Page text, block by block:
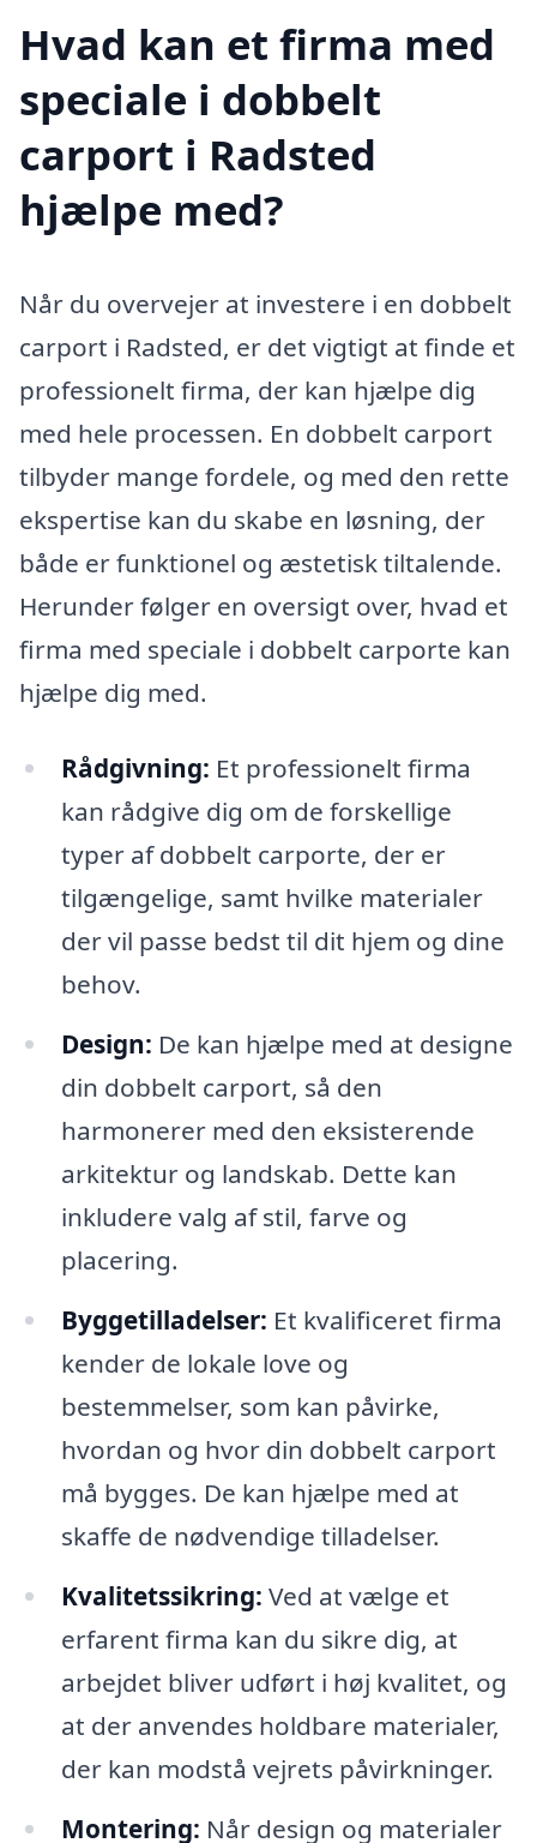
Hvad kan et firma med
speciale i dobbelt
carport i Radsted
hjælpe med?
Når du overvejer at investere i en dobbelt
carport i Radsted, er det vigtigt at finde et
professionelt firma, der kan hjælpe dig
med hele processen. En dobbelt carport
tilbyder mange fordele, og med den rette
ekspertise kan du skabe en løsning, der
både er funktionel og æstetisk tiltalende.
Herunder følger en oversigt over, hvad et
firma med speciale i dobbelt carporte kan
hjælpe dig med.
Rådgivning: Et professionelt firma
kan rådgive dig om de forskellige
typer af dobbelt carporte, der er
tilgængelige, samt hvilke materialer
der vil passe bedst til dit hjem og dine
behov.
Design: De kan hjælpe med at designe
din dobbelt carport, så den
harmonerer med den eksisterende
arkitektur og landskab. Dette kan
inkludere valg af stil, farve og
placering.
Byggetilladelser: Et kvalificeret firma
kender de lokale love og
bestemmelser, som kan påvirke,
hvordan og hvor din dobbelt carport
må bygges. De kan hjælpe med at
skaffe de nødvendige tilladelser.
Kvalitetssikring: Ved at vælge et
erfarent firma kan du sikre dig, at
arbejdet bliver udført i høj kvalitet, og
at der anvendes holdbare materialer,
der kan modstå vejrets påvirkninger.
Montering: Når design og materialer